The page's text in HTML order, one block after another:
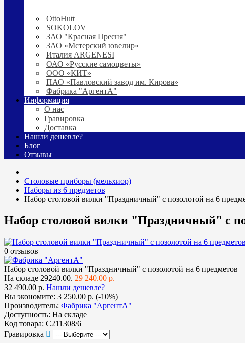
OttoHutt
SOKOLOV
ЗАО "Красная Пресня"
ЗАО «Мстерский ювелир»
Италия ARGENESI
ОАО «Русские самоцветы»
ООО «КИТ»
ПАО «Павловский завод им. Кирова»
Фабрика "АргентА"
Информация
О нас
Гравировка
Доставка
Нашли дешевле?
Блог
Отзывы
Столовые приборы (мельхиор)
Наборы из 6 предметов
Набор столовой вилки "Праздничный" с позолотой на 6
Набор столовой вилки "Праздничный" с
0 отзывов
Набор столовой вилки "Праздничный" с позолотой на 6 предметов
На складе 29240.00. 29 240.00 р.
32 490.00 р. Нашли дешевле?
Вы экономите: 3 250.00 р. (-10%)
Производитель: Фабрика "АргентА"
Доступность: На складе
Код товара: С211308/6
Гравировка